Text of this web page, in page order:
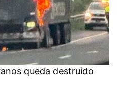
queda destruido